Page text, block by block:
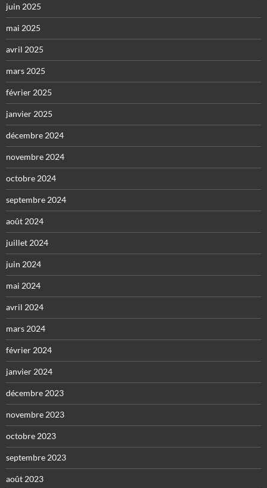
juin 2025
mai 2025
avril 2025
mars 2025
février 2025
janvier 2025
décembre 2024
novembre 2024
octobre 2024
septembre 2024
août 2024
juillet 2024
juin 2024
mai 2024
avril 2024
mars 2024
février 2024
janvier 2024
décembre 2023
novembre 2023
octobre 2023
septembre 2023
août 2023